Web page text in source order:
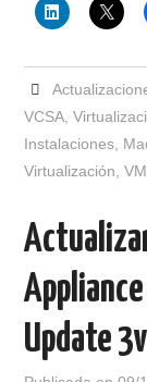
VCSA ,
Instalaciones
Virtualización ,
Update 3v